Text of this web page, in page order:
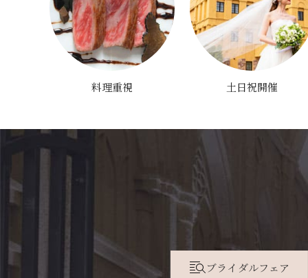
料理重視 土日祝開催
ブライダルフェア